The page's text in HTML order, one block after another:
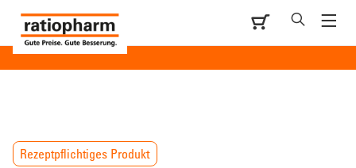
Rezeptpflichtiges Produkt